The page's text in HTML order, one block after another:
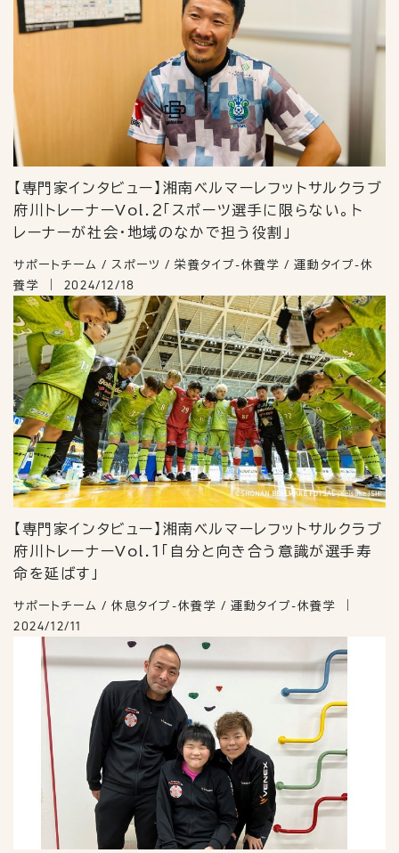
【専門家インタビュー】湘南ベルマーレフットサルクラブ
府川トレーナーVol.２「スポーツ選手に限らない。ト
レーナーが社会・地域のなかで担う役割」
サポートチーム / スポーツ / 栄養タイプ-休養学 / 運動タイプ-休
養学
2024/12/18
【専門家インタビュー】湘南ベルマーレフットサルクラブ
府川トレーナーVol.１「自分と向き合う意識が選手寿
命を延ばす」
サポートチーム / 休息タイプ-休養学 / 運動タイプ-休養学
2024/12/11